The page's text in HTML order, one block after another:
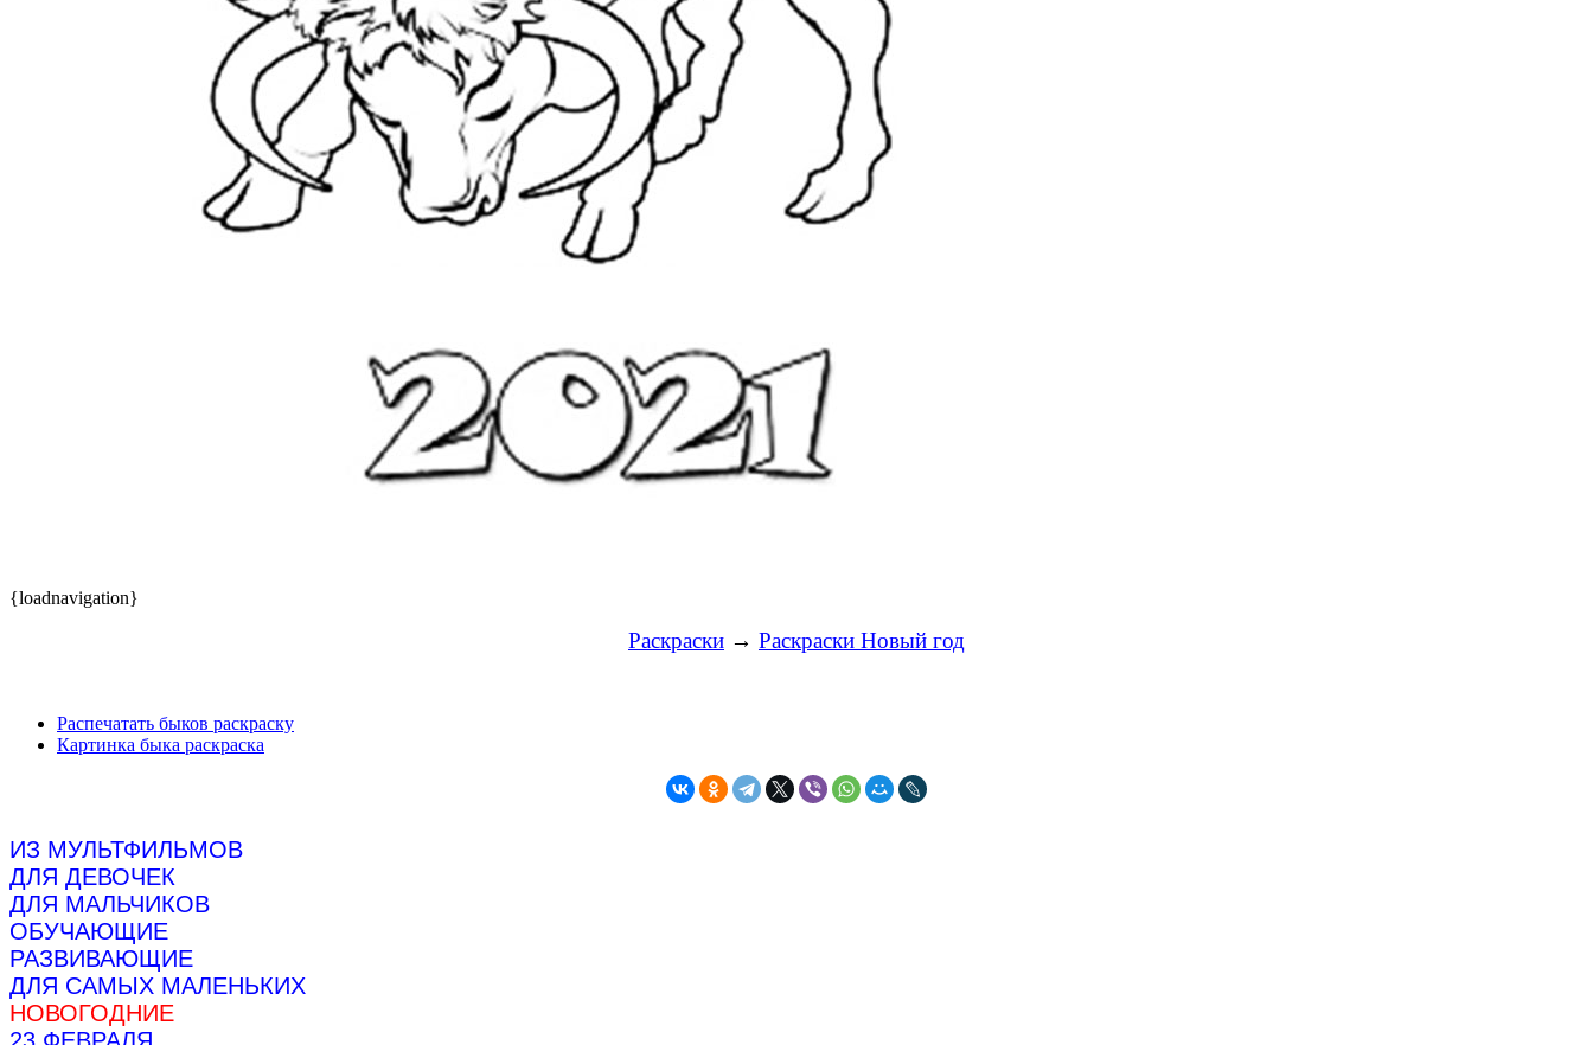
{loadnavigation}
Раскраски → Раскраски Новый год
Распечатать быков раскраску
Картинка быка раскраска
ИЗ МУЛЬТФИЛЬМОВ
ДЛЯ ДЕВОЧЕК
ДЛЯ МАЛЬЧИКОВ
ОБУЧАЮЩИЕ
РАЗВИВАЮЩИЕ
ДЛЯ САМЫХ МАЛЕНЬКИХ
НОВОГОДНИЕ